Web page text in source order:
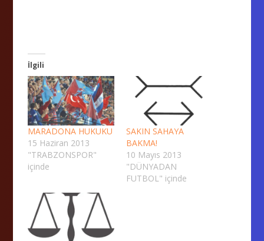
İlgili
MARADONA HUKUKU
15 Haziran 2013
"TRABZONSPOR"
içinde
SAKIN SAHAYA
BAKMA!
10 Mayıs 2013
"DÜNYADAN
FUTBOL" içinde